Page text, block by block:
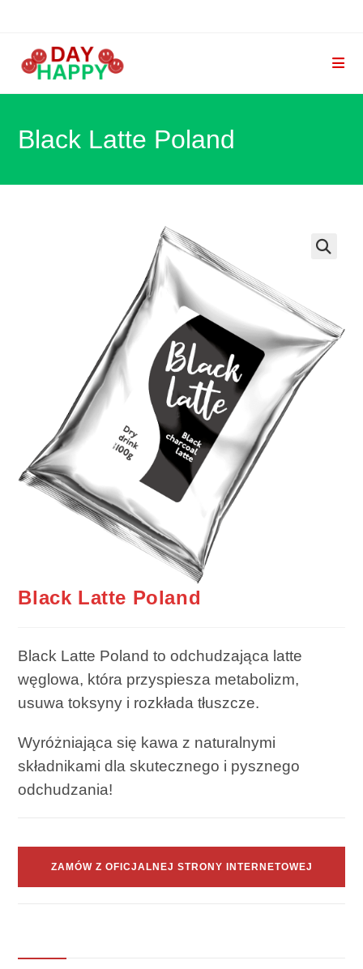
Black Latte Poland
Black Latte Poland
Black Latte Poland to odchudzająca latte
węglowa, która przyspiesza metabolizm,
usuwa toksyny i rozkłada tłuszcze.
Wyróżniająca się kawa z naturalnymi
składnikami dla skutecznego i pysznego
odchudzania!
ZAMÓW Z OFICJALNEJ STRONY INTERNETOWEJ